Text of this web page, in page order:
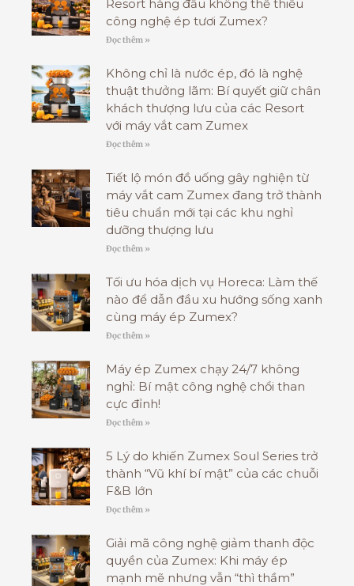
Resort hàng đầu không thể thiếu
công nghệ ép tươi Zumex?
Đọc thêm »
Không chỉ là nước ép, đó là nghệ
thuật thưởng lãm: Bí quyết giữ chân
khách thượng lưu của các Resort
với máy vắt cam Zumex
Đọc thêm »
Tiết lộ món đồ uống gây nghiện từ
máy vắt cam Zumex đang trở thành
tiêu chuẩn mới tại các khu nghỉ
dưỡng thượng lưu
Đọc thêm »
Tối ưu hóa dịch vụ Horeca: Làm thế
nào để dẫn đầu xu hướng sống xanh
cùng máy ép Zumex?
Đọc thêm »
Máy ép Zumex chạy 24/7 không
nghỉ: Bí mật công nghệ chổi than
cực đỉnh!
Đọc thêm »
5 Lý do khiến Zumex Soul Series trở
thành “Vũ khí bí mật” của các chuỗi
F&B lớn
Đọc thêm »
Giải mã công nghệ giảm thanh độc
quyền của Zumex: Khi máy ép
mạnh mẽ nhưng vẫn “thì thầm”